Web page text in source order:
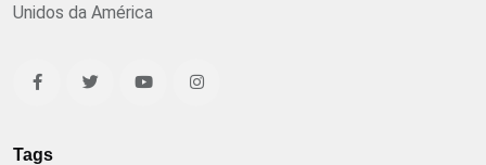
Unidos da América
Tags